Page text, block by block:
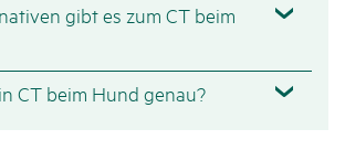
gibt es zum CT beim
CT beim Hund genau?